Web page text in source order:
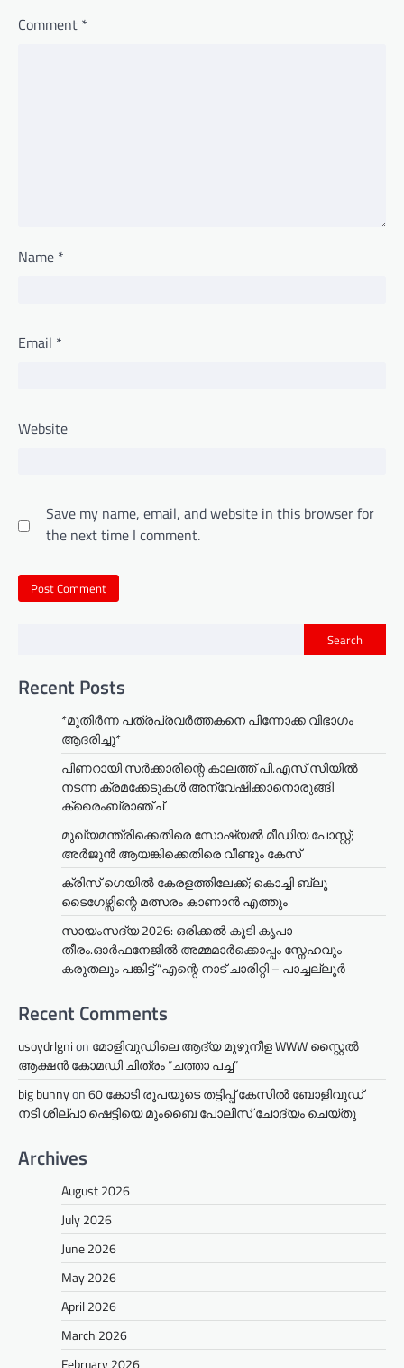
Comment *
Name *
Email *
Website
Save my name, email, and website in this browser for
the next time I comment.
Search
Recent Posts
*മുതിർന്ന പത്രപ്രവർത്തകനെ പിന്നോക്ക വിഭാഗം
ആദരിച്ചു*
പിണറായി സർക്കാരിന്റെ കാലത്ത് പി.എസ്.സിയിൽ
നടന്ന ക്രമക്കേടുകൾ അന്വേഷിക്കാനൊരുങ്ങി
ക്രൈംബ്രാഞ്ച്
മുഖ്യമന്ത്രിക്കെതിരെ സോഷ്യൽ മീഡിയ പോസ്റ്റ്;
അർജുൻ ആയങ്കിക്കെതിരെ വീണ്ടും കേസ്
ക്രിസ് ഗെയിൽ കേരളത്തിലേക്ക്; കൊച്ചി ബ്ലൂ
ടൈഗേഴ്സിന്റെ മത്സരം കാണാൻ എത്തും
സായംസദ്യ 2026: ഒരിക്കൽ കൂടി കൃപാ
തീരം.ഓർഫനേജിൽ അമ്മമാർക്കൊപ്പം സ്നേഹവും
കരുതലും പങ്കിട്ട് “എന്റെ നാട് ചാരിറ്റി – പാച്ചല്ലൂർ
Recent Comments
usoydrlgnion മോളിവുഡിലെ ആദ്യ മുഴുനീള WWW സ്റ്റൈൽ
ആക്ഷൻ കോമഡി ചിത്രം “ചത്താ പച്ച”
big bunnyon60 കോടി രൂപയുടെ തട്ടിപ്പ് കേസിൽ ബോളിവുഡ്
നടി ശില്പാ ഷെട്ടിയെ മുംബൈ പോലീസ് ചോദ്യം ചെയ്തു
Archives
August 2026
July 2026
June 2026
May 2026
April 2026
March 2026